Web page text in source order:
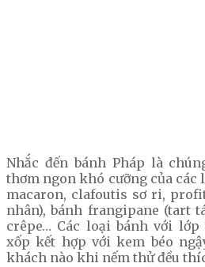
Nhắc đến bánh Pháp là
thơm ngon khó cưỡng của
macaron, clafoutis sơ ri,
nhân), bánh frangipane (tart
crêpe… Các loại bánh với
xốp kết hợp với kem béo
khách nào khi nếm thử đều